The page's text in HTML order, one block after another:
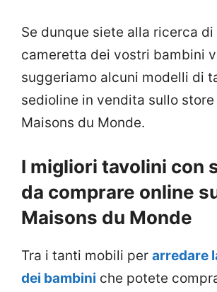
Se dunque siete alla ricerca
cameretta dei vostri bambini
suggeriamo alcuni modelli di
sedioline in vendita sullo
Maisons du Monde.
I migliori tavolini con
da comprare online
Maisons du Monde
Tra i tanti mobili per arredare
dei bambini che potete